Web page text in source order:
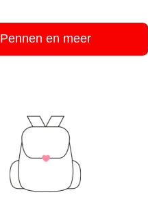
Pennen en meer